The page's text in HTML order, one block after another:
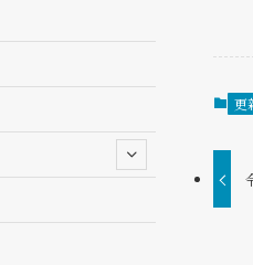
更